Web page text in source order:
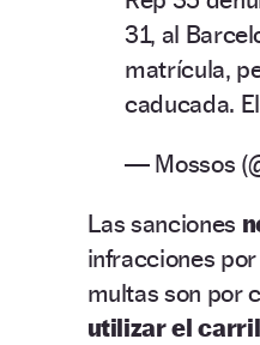
31, al
matrícula,
caducada.
— Mossos
Las sanciones
infracciones
multas son por
utilizar el